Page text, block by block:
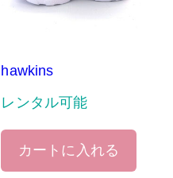
hawkins
レンタル可能
カートに入れる